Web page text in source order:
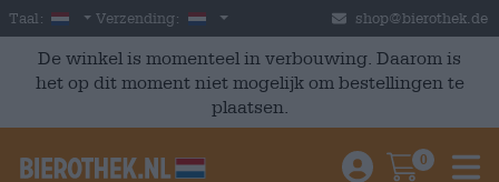
Skip to main content
Taal: Dutch
Verzending: Nederland shop@bierothek.de
De winkel is momenteel in verbouwing. Daarom is
het op dit moment niet mogelijk om bestellingen te
plaatsen.
Einloggen /
0